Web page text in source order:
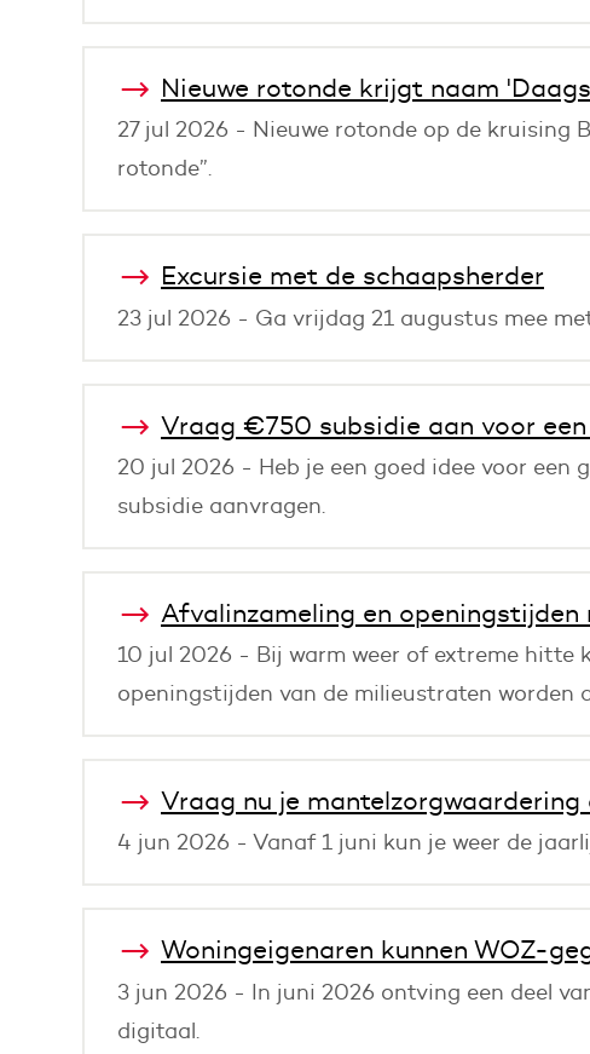
Nieuwe rotonde krijgt naam
27 jul 2026 - Nieuwe rotonde op de kruising
rotonde”.
Excursie met de schaapsherder
23 jul 2026 - Ga vrijdag 21 augustus mee
Vraag €750 subsidie aan voor
20 jul 2026 - Heb je een goed idee voor een
subsidie aanvragen.
Afvalinzameling en
10 jul 2026 - Bij warm weer of extreme hitte
openingstijden van de milieustraten worden
Vraag nu je mantelzorgwaardering
4 jun 2026 - Vanaf 1 juni kun je weer de
Woningeigenaren kunnen WOZ-
3 jun 2026 - In juni 2026 ontving een deel
digitaal.